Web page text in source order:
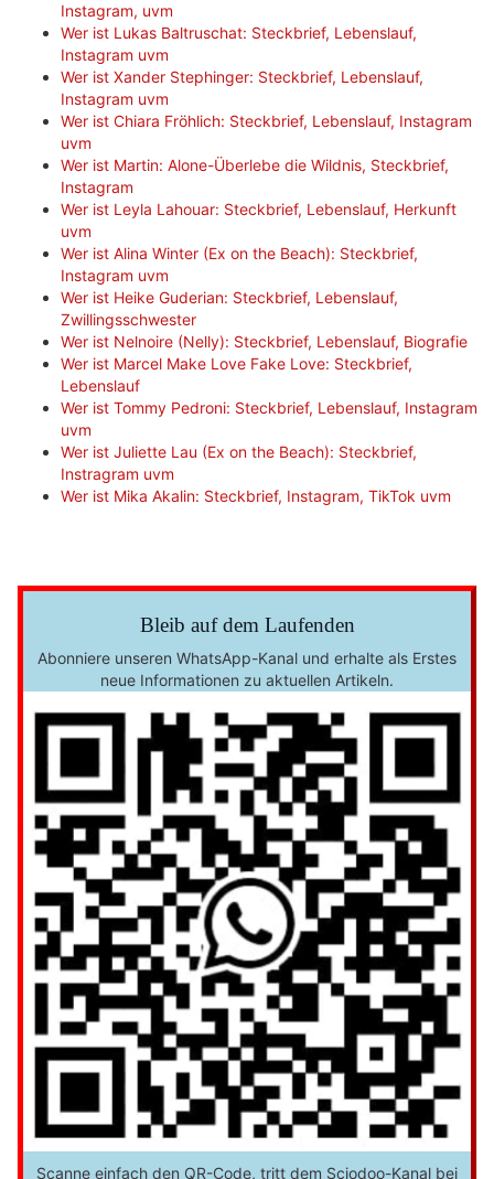
Instagram, uvm
Wer ist Lukas Baltruschat: Steckbrief, Lebenslauf,
Instagram uvm
Wer ist Xander Stephinger: Steckbrief, Lebenslauf,
Instagram uvm
Wer ist Chiara Fröhlich: Steckbrief, Lebenslauf, Instagram
uvm
Wer ist Martin: Alone-Überlebe die Wildnis, Steckbrief,
Instagram
Wer ist Leyla Lahouar: Steckbrief, Lebenslauf, Herkunft
uvm
Wer ist Alina Winter (Ex on the Beach): Steckbrief,
Instagram uvm
Wer ist Heike Guderian: Steckbrief, Lebenslauf,
Zwillingsschwester
Wer ist Nelnoire (Nelly): Steckbrief, Lebenslauf, Biografie
Wer ist Marcel Make Love Fake Love: Steckbrief,
Lebenslauf
Wer ist Tommy Pedroni: Steckbrief, Lebenslauf, Instagram
uvm
Wer ist Juliette Lau (Ex on the Beach): Steckbrief,
Instragram uvm
Wer ist Mika Akalin: Steckbrief, Instagram, TikTok uvm
Bleib auf dem Laufenden
Abonniere unseren WhatsApp-Kanal und erhalte als Erstes
neue Informationen zu aktuellen Artikeln.
Scanne einfach den QR-Code, tritt dem Sciodoo-Kanal bei